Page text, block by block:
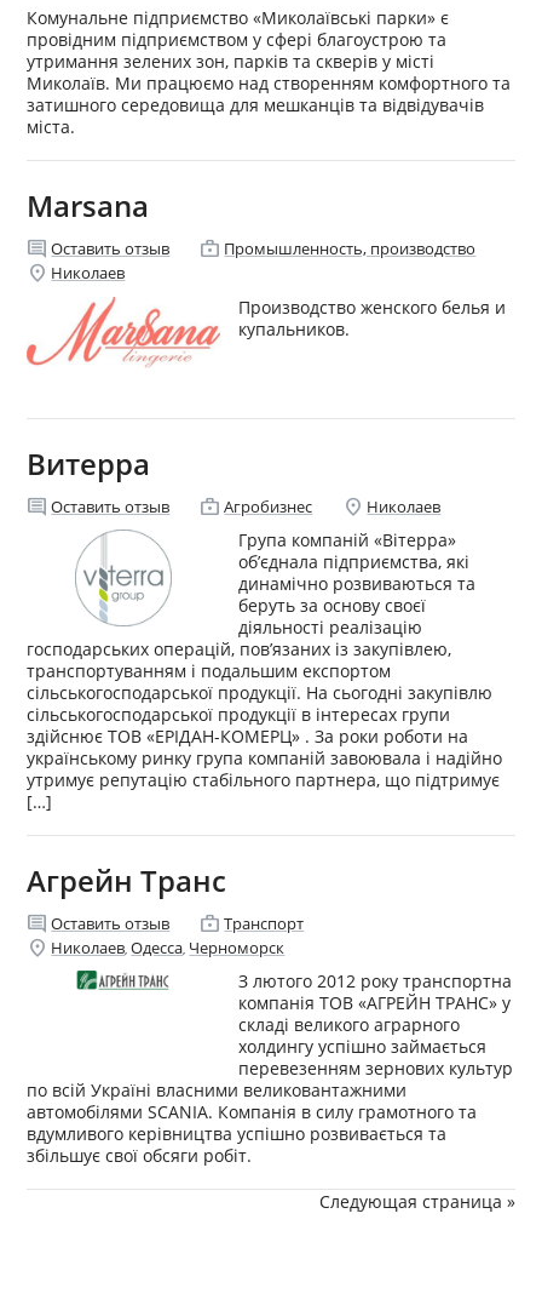
Комунальне підприємство «Миколаївські парки» є
провідним підприємством у сфері благоустрою та
утримання зелених зон, парків та скверів у місті
Миколаїв. Ми працюємо над створенням комфортного та
затишного середовища для мешканців та відвідувачів
міста.
Marsana
comment Оставить отзыв enterprise Промышленность, производство
location_on Николаев
Производство женского белья и
купальников.
Витерра
comment Оставить отзыв enterprise Агробизнес location_on Николаев
Група компаній «Вітерра»
об’єднала підприємства, які
динамічно розвиваються та
беруть за основу своєї
діяльності реалізацію
господарських операцій, пов’язаних із закупівлею,
транспортуванням і подальшим експортом
сільськогосподарської продукції. На сьогодні закупівлю
сільськогосподарської продукції в інтересах групи
здійснює ТОВ «ЕРІДАН-КОМЕРЦ» . За роки роботи на
українському ринку група компаній завоювала і надійно
утримує репутацію стабільного партнера, що підтримує
[…]
Агрейн Транс
comment Оставить отзыв enterprise Транспорт
location_on Николаев,Одесса, Черноморск
З лютого 2012 року транспортна
компанія ТОВ «АГРЕЙН ТРАНС» у
складі великого аграрного
холдингу успішно займається
перевезенням зернових культур
по всій Україні власними великовантажними
автомобілями SCANIA. Компанія в силу грамотного та
вдумливого керівництва успішно розвивається та
збільшує свої обсяги робіт.
Следующая страница »